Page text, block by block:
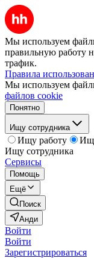
Мы используем
правильную работу
трафик.
Правила
Мы используем
файлов cookie
Понятно
Ищу сотрудника
Ищу работу
Ищу сотрудника
Сервисы
Помощь
Ещё
Поиск
Анди
Войти
Войти
Зарегистрироваться